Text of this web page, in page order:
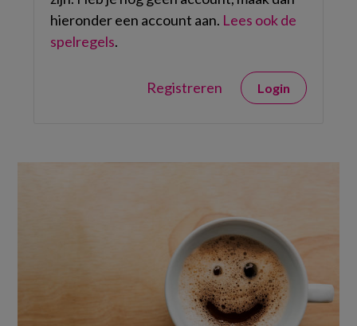
hieronder een account aan. Lees ook de
spelregels.
Registreren Login